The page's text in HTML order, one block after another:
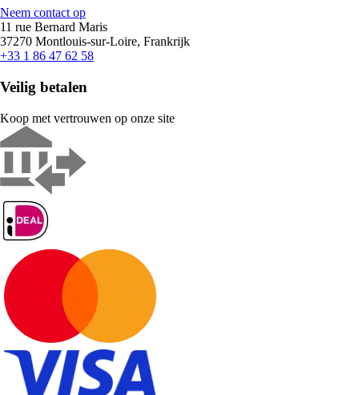
Neem contact op
11 rue Bernard Maris
37270 Montlouis-sur-Loire, Frankrijk
+33 1 86 47 62 58
Veilig betalen
Koop met vertrouwen op onze site